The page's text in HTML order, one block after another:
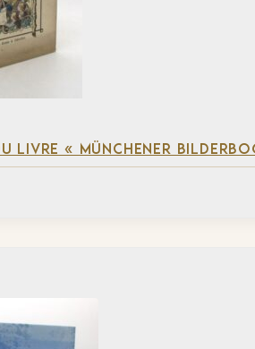
LIVRE « MÜNCHENER